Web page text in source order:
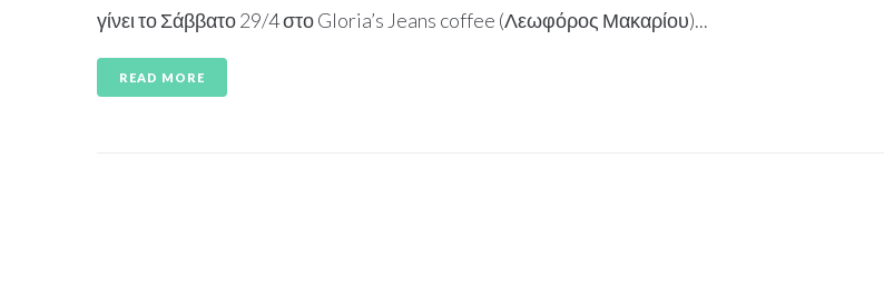
γίνει το Σάββατο 29/4 στο Gloria’s Jeans coffee (Λεωφόρος Μακαρίου)...
READ MORE